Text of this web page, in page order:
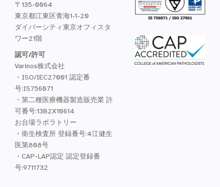
〒135-0064
東京都江東区青海1-1-20
ダイバーシティ東京オフィスタ
ワー21階
認可/許可
Varinos株式会社
・ISO/IEC27001 認定番
号:IS756071
・第二種医療機器製造販売業 許
可番号:13B2X10614
お台場ラボラトリー
・衛生検査所 登録番号:4江健生
医第808号
・CAP-LAP認定 認定登録番
号:9711732